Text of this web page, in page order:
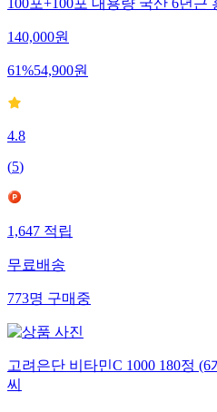
100포+100포 대용량 국산 6년근
140,000원
61%54,900원
4.8
(5)
1,647적립
무료배송
773명구매중
고려은단 비타민C 1000 180정
씨